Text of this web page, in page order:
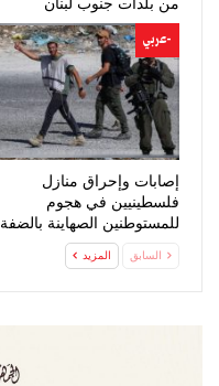
من بلدات جنوب لبنان
-عربي
إصابات وإحراق منازل
فلسطينيين في هجوم
للمستوطنين الصهاينة بالضفة
السابق المزيد